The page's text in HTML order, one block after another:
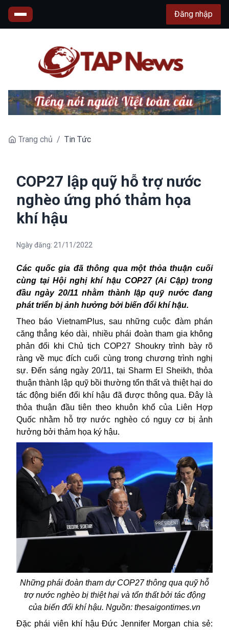
Đăng nhập
Trang chủ / Tin Tức
COP27 lập quỹ hỗ trợ nước
nghèo ứng phó thảm họa
khí hậu
Ngày đăng: 21/11/2022
Các quốc gia đã thông qua một thỏa thuận cuối
cùng tại Hội nghị khí hậu COP27 (Ai Cập) trong
đầu ngày 20/11 nhằm thành lập quỹ nước đang
phát triển bị ảnh hưởng bởi biến đổi khí hậu.
Theo báo VietnamPlus, sau những cuộc đàm phán
căng thẳng kéo dài, nhiều phái đoàn tham gia không
phản đối khi Chủ tịch COP27 Shoukry trình bày rõ
ràng về mục đích cuối cùng trong chương trình nghị
sự. Đến sáng ngày 20/11, tại Sharm E
Sheikh, thỏa
thuận thành lập quỹ bồi thường tổn thất và thiệt hại do
tác động biến đổi khí hậu đã được thông qua. Đây là
thỏa thuận đầu tiên theo khuôn khổ của Liên Hợp
Quốc nhằm hỗ trợ nước nghèo có nguy cơ bị ảnh
hưởng bởi thảm họa ký hậu.
Những phái đoàn tham dự COP27 thông qua quỹ hỗ
trợ nước nghèo bị thiệt hại và tổn thất bởi tác động
của biến đổi khí hậu. Nguồn: thesaigontimes.vn
Đặc phái viên khí hậu Đức Jennifer Morgan chia sẻ: